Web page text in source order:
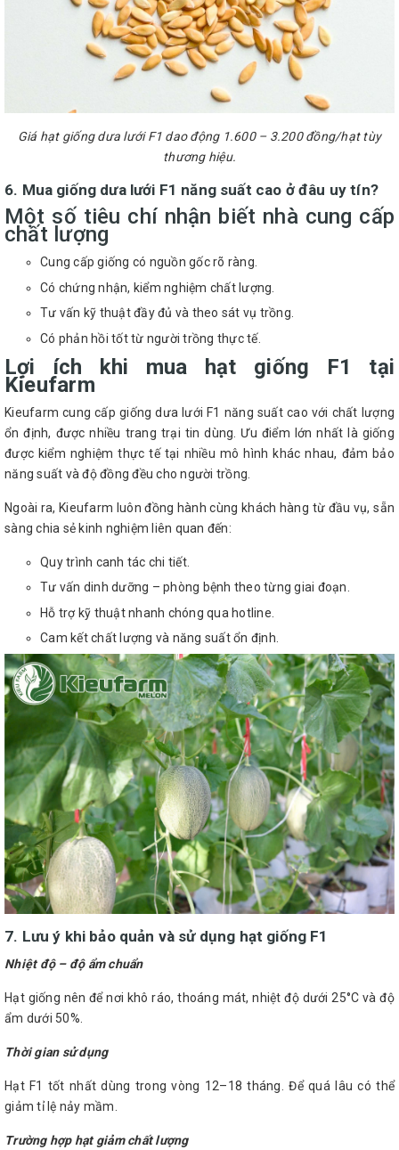
Giá hạt giống dưa lưới F1 dao động 1.600 – 3.200 đồng/hạt tùy
thương hiệu.
6. Mua giống dưa lưới F1 năng suất cao ở đâu uy tín?
Một số tiêu chí nhận biết nhà cung cấp
chất lượng
Cung cấp giống có nguồn gốc rõ ràng.
Có chứng nhận, kiểm nghiệm chất lượng.
Tư vấn kỹ thuật đầy đủ và theo sát vụ trồng.
Có phản hồi tốt từ người trồng thực tế.
Lợi ích khi mua hạt giống F1 tại
Kieufarm
Kieufarm cung cấp giống dưa lưới F1 năng suất cao với chất lượng
ổn định, được nhiều trang trại tin dùng. Ưu điểm lớn nhất là giống
được kiểm nghiệm thực tế tại nhiều mô hình khác nhau, đảm bảo
năng suất và độ đồng đều cho người trồng.
Ngoài ra, Kieufarm luôn đồng hành cùng khách hàng từ đầu vụ, sẵn
sàng chia sẻ kinh nghiệm liên quan đến:
Quy trình canh tác chi tiết.
Tư vấn dinh dưỡng – phòng bệnh theo từng giai đoạn.
Hỗ trợ kỹ thuật nhanh chóng qua hotline.
Cam kết chất lượng và năng suất ổn định.
7. Lưu ý khi bảo quản và sử dụng hạt giống F1
Nhiệt độ – độ ẩm chuẩn
Hạt giống nên để nơi khô ráo, thoáng mát, nhiệt độ dưới 25°C và độ
ẩm dưới 50%.
Thời gian sử dụng
Hạt F1 tốt nhất dùng trong vòng 12–18 tháng. Để quá lâu có thể
giảm tỉ lệ nảy mầm.
Trường hợp hạt giảm chất lượng